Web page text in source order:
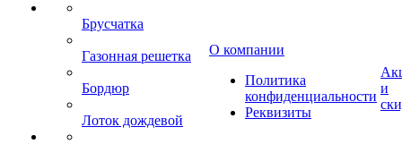
Брусчатка
Газонная решетка
Бордюр
Лоток дождевой
О компании
Политика
конфиденциальности
Реквизиты
и